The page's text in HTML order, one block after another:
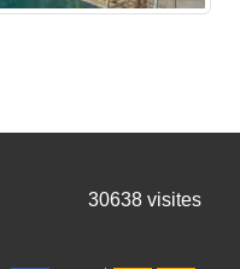
30638 visites